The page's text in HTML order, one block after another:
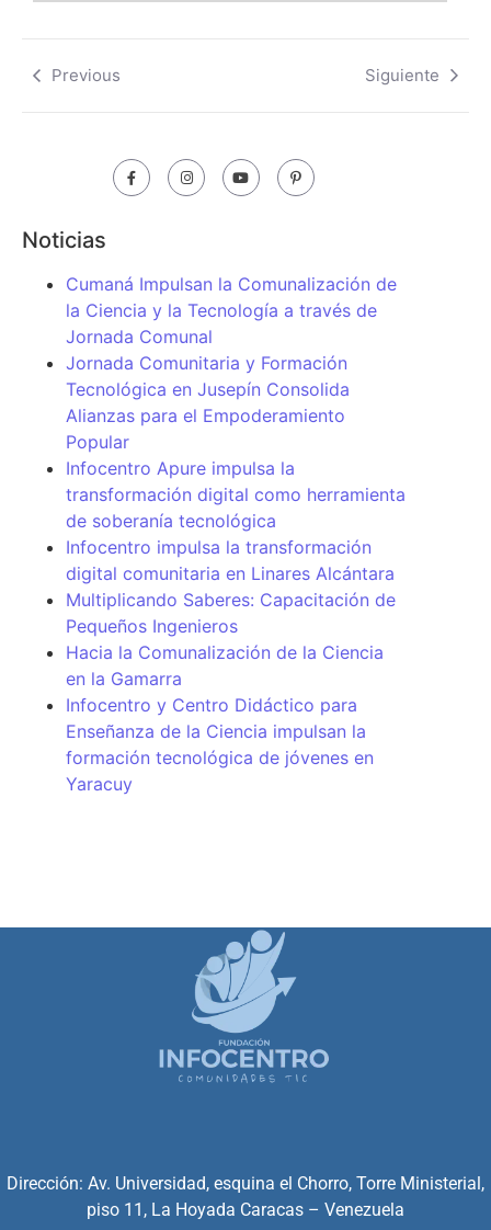
Previous Siguiente
Noticias
Cumaná Impulsan la Comunalización de
la Ciencia y la Tecnología a través de
Jornada Comunal
Jornada Comunitaria y Formación
Tecnológica en Jusepín Consolida
Alianzas para el Empoderamiento
Popular
Infocentro Apure impulsa la
transformación digital como herramienta
de soberanía tecnológica
Infocentro impulsa la transformación
digital comunitaria en Linares Alcántara
Multiplicando Saberes: Capacitación de
Pequeños Ingenieros
Hacia la Comunalización de la Ciencia
en la Gamarra
Infocentro y Centro Didáctico para
Enseñanza de la Ciencia impulsan la
formación tecnológica de jóvenes en
Yaracuy
Dirección: Av. Universidad, esquina el Chorro, Torre Ministerial,
piso 11, La Hoyada Caracas – Venezuela